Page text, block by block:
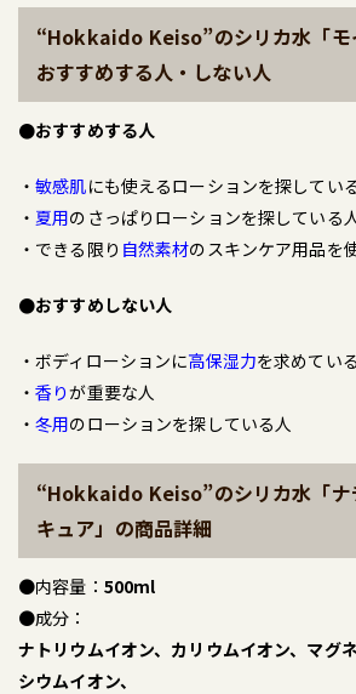
“Hokkaido Keiso”のシリカ水「モ
おすすめする人・しない人
●おすすめする人
・敏感肌にも使えるローションを探してい
・ 夏用のさっぱりローションを探している人
・できる限り 自然素材のスキンケア用品を
●おすすめしない人
・ボディローションに高保湿力を求めてい
・香りが重要な人
・冬用のローションを探している人
“Hokkaido Keiso”のシリカ水「ナ
キュア」の商品詳細
●内容量： 500ml
●成分：
ナトリウムイオン、カリウムイオン、マグ
シウムイオン、